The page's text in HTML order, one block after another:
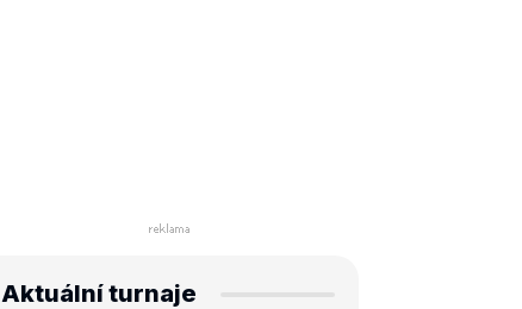
Aktuální turnaje